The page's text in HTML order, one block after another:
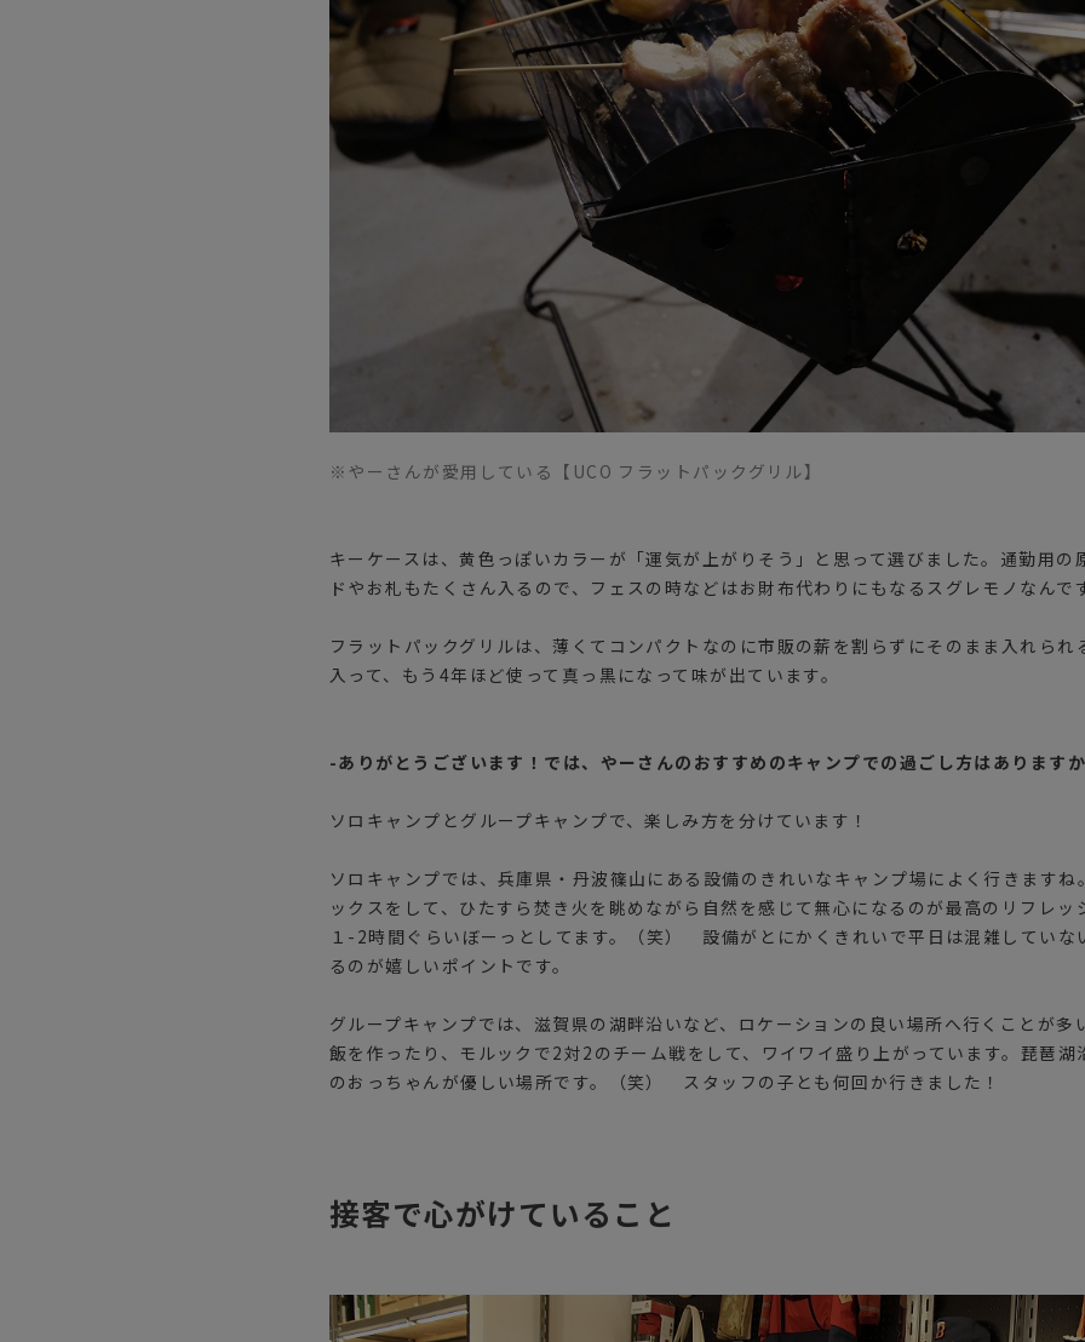
※やーさんが愛用している【UCO フラットパックグリル】
キーケースは、黄色っぽいカラーが「運気が上がりそう」と思って選びました。通勤用の
ドやお札もたくさん入るので、フェスの時などはお財布代わりにもなるスグレモノなんで
フラットパックグリルは、薄くてコンパクトなのに市販の薪を割らずにそのまま入れら
入って、もう4年ほど使って真っ黒になって味が出ています。
-ありがとうございます！では、やーさんのおすすめのキャンプでの過ごし方はあります
ソロキャンプとグループキャンプで、楽しみ方を分けています！
ソロキャンプでは、兵庫県・丹波篠山にある設備のきれいなキャンプ場によく行きます
ックスをして、ひたすら焚き火を眺めながら自然を感じて無心になるのが最高のリフレッ
１-2時間ぐらいぼーっとしてます。（笑） 設備がとにかくきれいで平日は混雑していな
るのが嬉しいポイントです。
グループキャンプでは、滋賀県の湖畔沿いなど、ロケーションの良い場所へ行くことが多
飯を作ったり、モルックで2対2のチーム戦をして、ワイワイ盛り上がっています。琵琶
のおっちゃんが優しい場所です。（笑） スタッフの子とも何回か行きました！
接客で心がけていること